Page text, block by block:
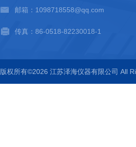
邮箱：1098718558@qq.com
传真：86-0518-82230018-1
版权所有©2026 江苏泽海仪器有限公司 All